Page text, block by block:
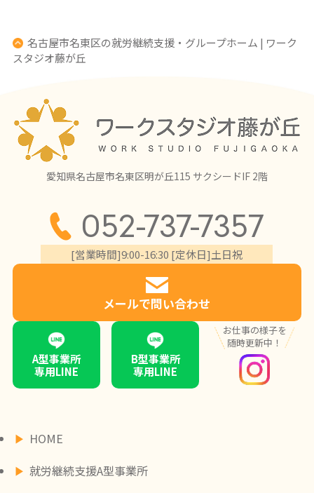
名古屋市名東区の就労継続支援・グループホーム | ワーク
スタジオ藤が丘
愛知県名古屋市名東区明が丘115 サクシードIF 2階
052-737-7357
[営業時間]9:00-16:30 [定休日]土日祝
メールで問い合わせ
A型事業所
専用LINE
B型事業所
専用LINE
お仕事の様子を
随時更新中！
HOME
就労継続支援A型事業所